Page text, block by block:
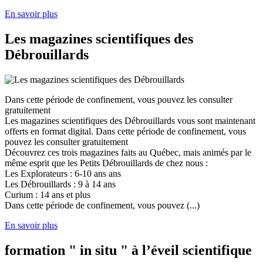
En savoir plus
Les magazines scientifiques des
Débrouillards
Dans cette période de confinement, vous pouvez les consulter
gratuitement
Les magazines scientifiques des Débrouillards vous sont maintenant
offerts en format digital. Dans cette période de confinement, vous
pouvez les consulter gratuitement
Découvrez ces trois magazines faits au Québec, mais animés par le
même esprit que les Petits Débrouillards de chez nous :
Les Explorateurs : 6-10 ans ans
Les Débrouillards : 9 à 14 ans
Curium : 14 ans et plus
Dans cette période de confinement, vous pouvez (...)
En savoir plus
formation " in situ " à l’éveil scientifique